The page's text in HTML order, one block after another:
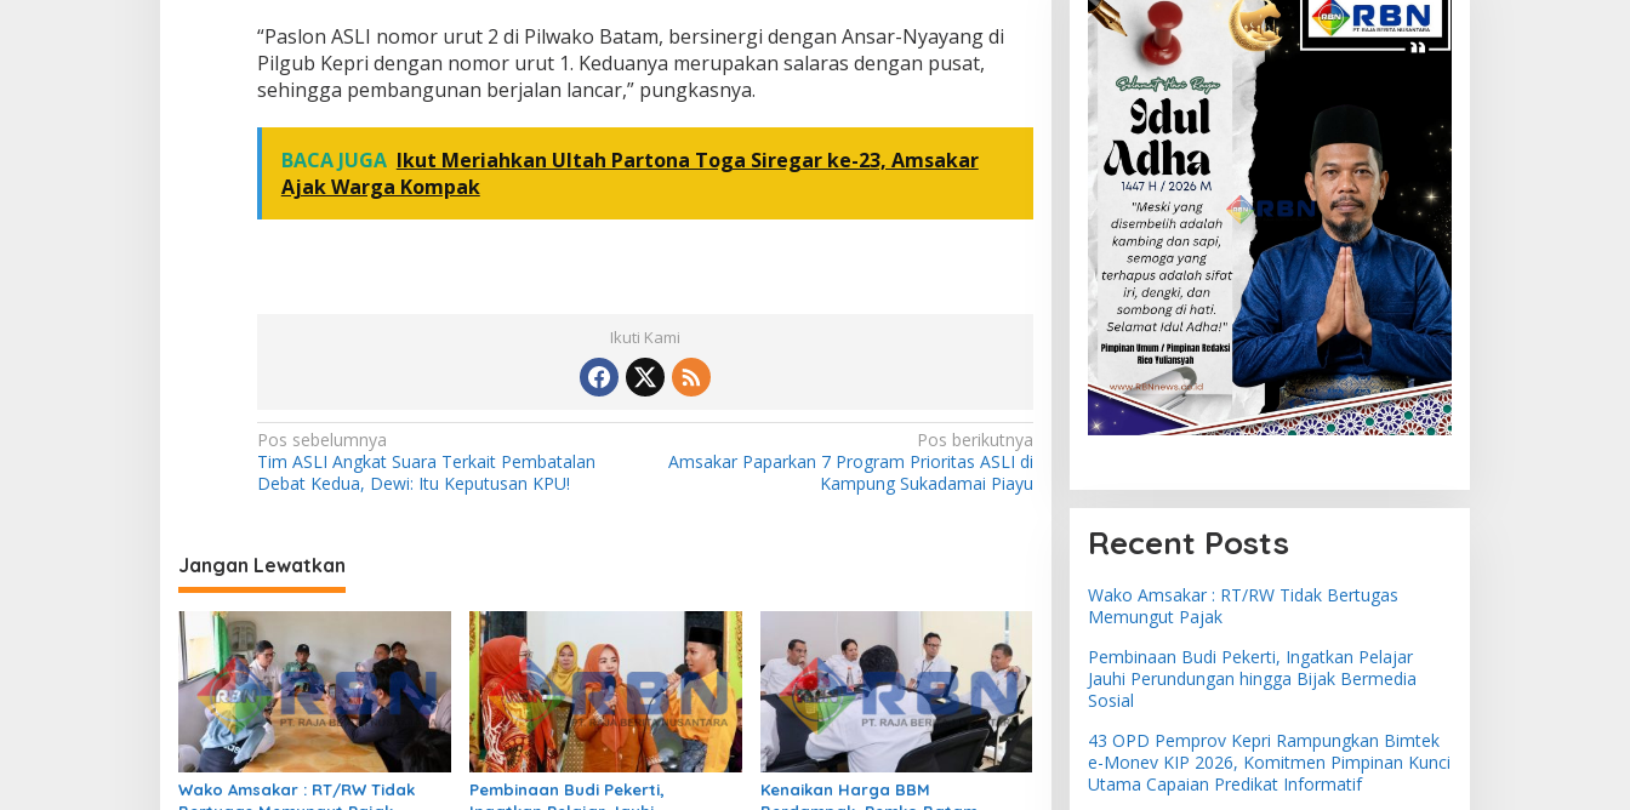
“Paslon ASLI nomor urut 2 di Pilwako Batam, bersinergi dengan Ansar-Nyayang di
Pilgub Kepri dengan nomor urut 1. Keduanya merupakan salaras dengan pusat,
sehingga pembangunan berjalan lancar,” pungkasnya.
BACA JUGA Ikut Meriahkan Ultah Partona Toga Siregar ke-23, Amsakar
Ajak Warga Kompak
Ikuti Kami
N
a
i
g
a
s
i
p
o
s
Pos sebelumnya
Tim ASLI Angkat Suara Terkait Pembatalan
Debat Kedua, Dewi: Itu Keputusan KPU!
Pos berikutnya
Amsakar Paparkan 7 Program Prioritas ASLI di
Kampung Sukadamai Piayu
Jangan Lewatkan
Wako Amsakar : RT/RW Tidak
Pembinaan Budi Pekerti,
Kenaikan Harga BBM
Recent Posts
Wako Amsakar : RT/RW Tidak Bertugas
Memungut Pajak
Pembinaan Budi Pekerti, Ingatkan Pelajar
Jauhi Perundungan hingga Bijak Bermedia
Sosial
43 OPD Pemprov Kepri Rampungkan Bimtek
e-Monev KIP 2026, Komitmen Pimpinan Kunci
Utama Capaian Predikat Informatif